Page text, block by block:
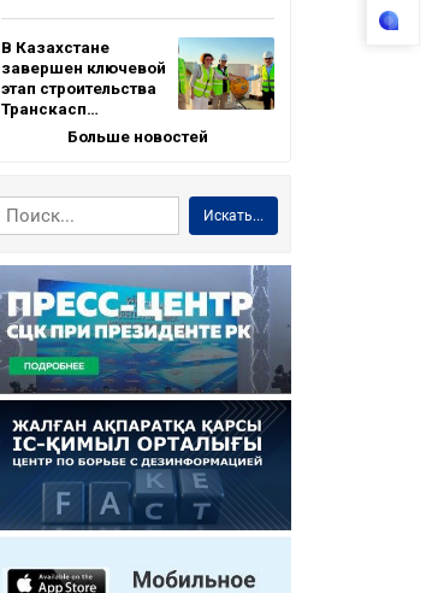
В Казахстане
завершен ключевой
этап строительства
Транскасп…
Больше новостей
Искать...